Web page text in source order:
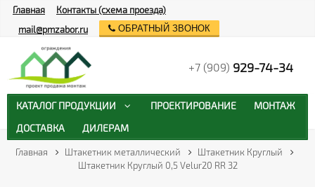
Главная Штакетник металлический
Штакетник Круглый
Штакетник Круглый 0,5 Velur20 RR 32
Главная
Контакты (схема проезда)
mail@pmzabor.ru
ОБРАТНЫЙ ЗВОНОК
+7 (909) 929-74-34
КАТАЛОГ ПРОДУКЦИИ ПРОЕКТИРОВАНИЕ
МОНТАЖ
ДОСТАВКА
ДИЛЕРАМ